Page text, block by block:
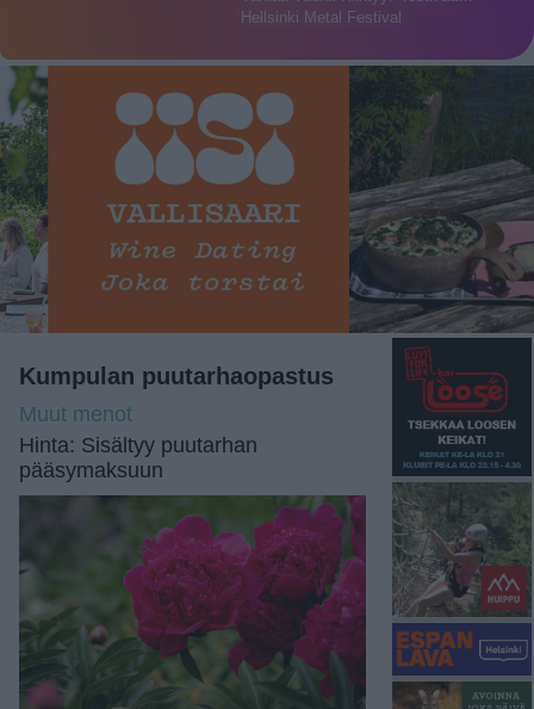
Hellsinki Metal Festival
Kumpulan puutarhaopastus
Muut menot
Hinta: Sisältyy puutarhan
pääsymaksuun